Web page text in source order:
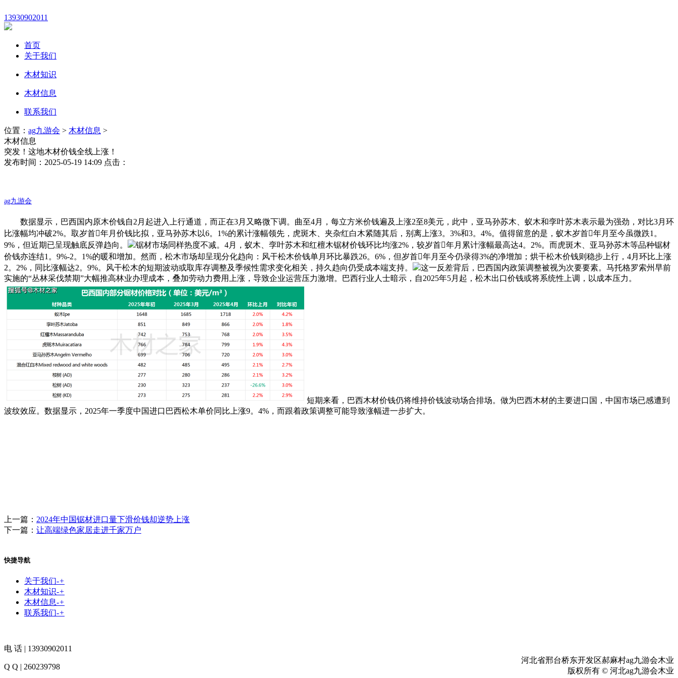
13930902011
首页
关于我们
木材知识
木材信息
联系我们
位置： ag九游会 > 木材信息 >
木材信息
突发！这地木材价钱全线上涨！
发布时间：2025-05-19 14:09 点击：
ag九游会
数据显示，巴西国内原木价钱自2月起进入上行通道，而正在3月又略微下调。曲至4月，每立方米价钱遍及上涨2至8美元，此中，亚马孙苏木、蚁木和孪叶苏木表示最为强劲，对比3月环
比涨幅均冲破2%。取岁首年月价钱比拟，亚马孙苏木以6。1%的累计涨幅领先，虎斑木、夹杂红白木紧随其后，别离上涨3。3%和3。4%。值得留意的是，蚁木岁首年月至今虽微跌1。
9%，但近期已呈现触底反弹趋向。
锯材市场同样热度不减。4月，蚁木、孪叶苏木和红檀木锯材价钱环比均涨2%，较岁首年月累计涨幅最高达4。2%。而虎斑木、亚马孙苏木等品种锯材
价钱亦连结1。9%-2。1%的暖和增加。然而，松木市场却呈现分化趋向：风干松木价钱单月环比暴跌26。6%，但岁首年月至今仍录得3%的净增加；烘干松木价钱则稳步上行，4月环比上涨
2。2%，同比涨幅达2。9%。风干松木的短期波动或取库存调整及季候性需求变化相关，持久趋向仍受成本端支持。
这一反差背后，巴西国内政策调整被视为次要要素。马托格罗索州早前
实施的“丛林采伐禁期”大幅推高林业办理成本，叠加劳动力费用上涨，导致企业运营压力激增。巴西行业人士暗示，自2025年5月起，松木出口价钱或将系统性上调，以成本压力。
短期来看，巴西木材价钱仍将维持价钱波动场合排场。做为巴西木材的主要进口国，中国市场已感遭到
波纹效应。数据显示，2025年一季度中国进口巴西松木单价同比上涨9。4%，而跟着政策调整可能导致涨幅进一步扩大。
上一篇： 2024年中国锯材进口量下滑价钱却逆势上涨
下一篇： 让高端绿色家居走进千家万户
快捷导航
关于我们-+
木材知识-+
木材信息-+
联系我们-+
电 话 | 13930902011
Q Q | 260239798
河北省邢台桥东开发区郝麻村ag九游会木业
版权所有 © 河北ag九游会木业